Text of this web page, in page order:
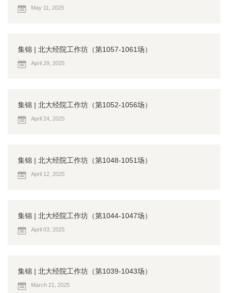
May 11, 2025
集锦 | 北大经院工作坊（第1057-1061场）
April 29, 2025
集锦 | 北大经院工作坊（第1052-1056场）
April 24, 2025
集锦 | 北大经院工作坊（第1048-1051场）
April 12, 2025
集锦 | 北大经院工作坊（第1044-1047场）
April 03, 2025
集锦 | 北大经院工作坊（第1039-1043场）
March 21, 2025